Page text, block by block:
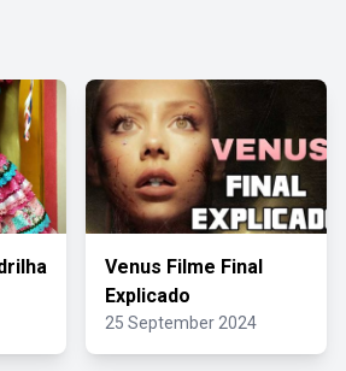
Venus Filme Final
Explicado
25 September 2024